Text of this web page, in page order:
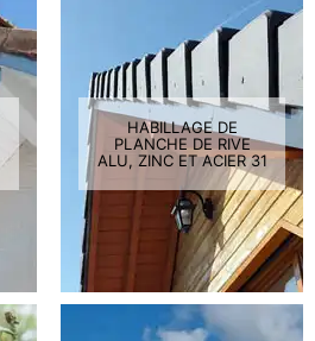
HABILLAGE DE
PLANCHE DE RIVE
ALU, ZINC ET ACIER 31